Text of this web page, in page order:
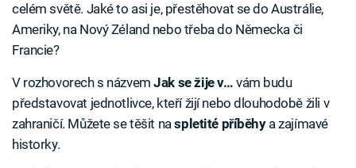
celém světě. Jaké to asi je, přestěhovat se do Austrálie,
Ameriky, na Nový Zéland nebo třeba do Německa či
Francie?
V rozhovorech s názvemJak se žije v… vám budu
představovat jednotlivce, kteří žijí nebo dlouhodobě žili v
zahraničí. Můžete se těšit naspletité příběhya zajímavé
historky.